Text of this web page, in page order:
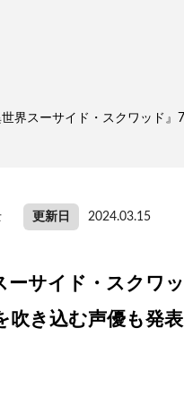
界スーサイド・スクワッド
更新日 2024.03.15
ーサイド・スクワ
吹き込む声優も発